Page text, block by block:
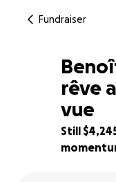
Fundraiser
29% complete
rêve
vue
Still